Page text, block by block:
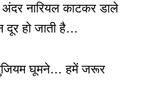
अंदर नारियल काटकर डाले
दूर हो जाती है…
घूमने… हमें जरूर